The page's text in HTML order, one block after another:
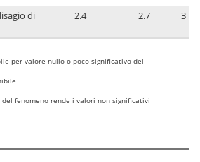
di
2.4 2.7 3
per valore nullo o poco significativo del
del fenomeno rende i valori non significativi